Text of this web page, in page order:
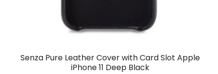
Senza Pure Leather Cover with Card Slot Apple
iPhone 11 Deep Black